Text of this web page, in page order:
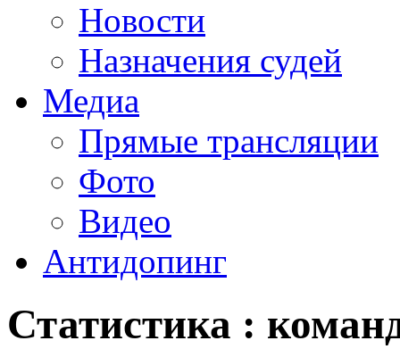
Новости
Назначения судей
Медиа
Прямые трансляции
Фото
Видео
Антидопинг
Статистика :